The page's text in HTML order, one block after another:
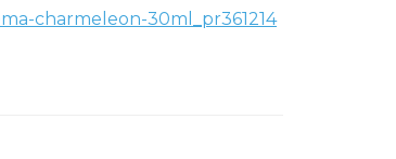
charmeleon-30ml_pr361214